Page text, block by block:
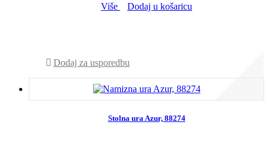
Više Dodaj u košaricu
Dodaj za usporedbu
Stolna ura Azur, 88274